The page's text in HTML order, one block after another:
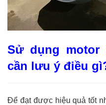
Sử dụng motor
cần lưu ý điều
Để đạt được hiệu quả tốt